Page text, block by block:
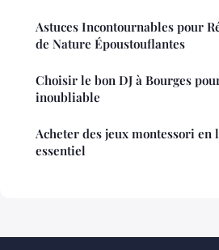
Astuces Incontournables pour
de Nature Époustouflantes
Choisir le bon DJ à Bourges
inoubliable
Acheter des jeux montessori en
essentiel